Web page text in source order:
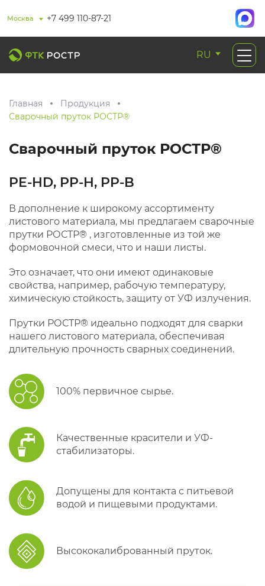
Москва +7 499 110-87-21
RU
Главная
Продукция
Сварочный пруток РОСТР®
Сварочный пруток РОСТР®
PE-HD, PP-H, PP-B
В дополнение к широкому ассортименту
листового материала, мы предлагаем сварочные
прутки РОСТР® , изготовленные из той же
формовочной смеси, что и наши листы.
Это означает, что они имеют одинаковые
свойства, например, рабочую температуру,
химическую стойкость, защиту от УФ излучения.
Прутки РОСТР® идеально подходят для сварки
нашего листового материала, обеспечивая
длительную прочность сварных соединений.
100% первичное сырье.
Качественные красители и УФ-
стабилизаторы.
Допущены для контакта с питьевой
водой и пищевыми продуктами.
Высококалиброванный пруток.